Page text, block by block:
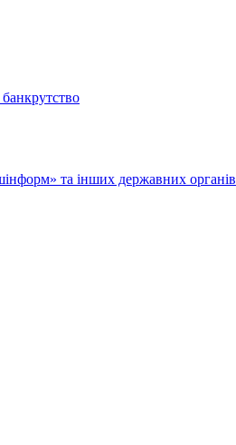
та інших державних органів